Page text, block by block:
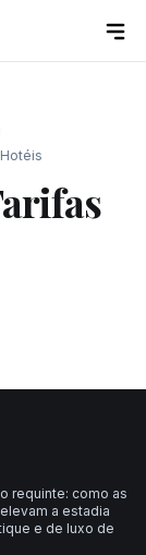
requinte: como as
a estadia
e de luxo de